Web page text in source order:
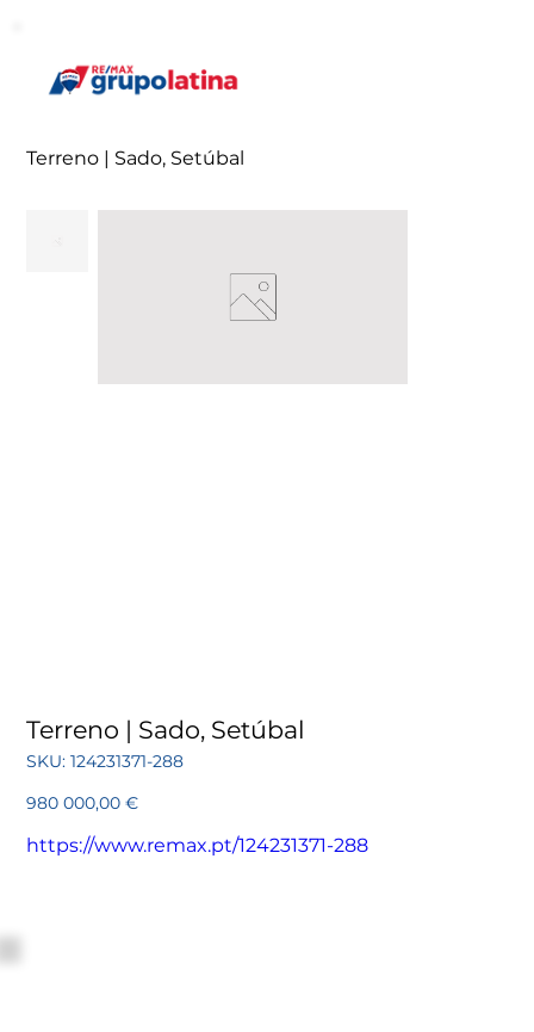
Terreno | Sado, Setúbal
Terreno | Sado, Setúbal
SKU: SKU
124231371-
124231371-288
Preço
980 000,00 €
https://www.remax.pt/124231371-288